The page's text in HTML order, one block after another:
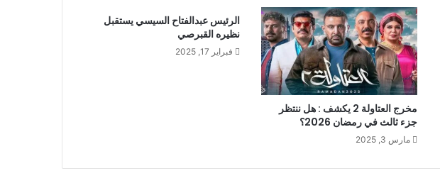
مخرج العتاولة 2 يكشف : هل ننتظر
جزء ثالث في رمضان 2026؟
مارس 3, 2025
الرئيس عبدالفتاح السيسي يستقبل
نظيره القبرصي
فبراير 17, 2025